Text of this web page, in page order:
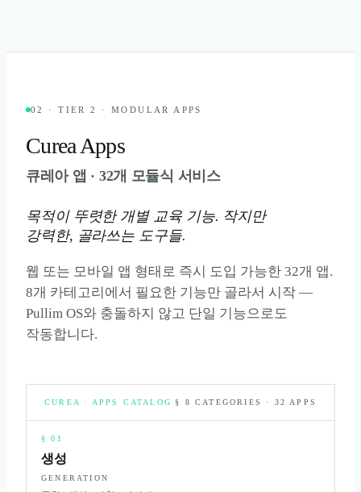
02 · TIER 2 · MODULAR APPS
Curea Apps
큐레아 앱 · 32개 모듈식 서비스
목적이 뚜렷한 개별 교육 기능. 작지만
강력한, 골라쓰는 도구들.
웹 또는 모바일 앱 형태로 즉시 도입 가능한 32개 앱.
8개 카테고리에서 필요한 기능만 골라서 시작 —
Pullim OS와 충돌하지 않고 단일 기능으로도
작동합니다.
CUREA · APPS CATALOG § 8 CATEGORIES · 32 APPS
§01
생성
GENERATION